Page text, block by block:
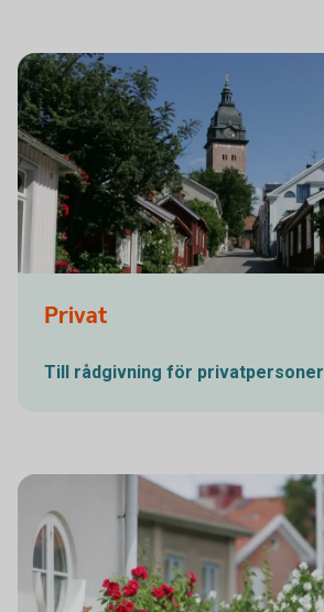
Privat
Till rådgivning för privatpersoner